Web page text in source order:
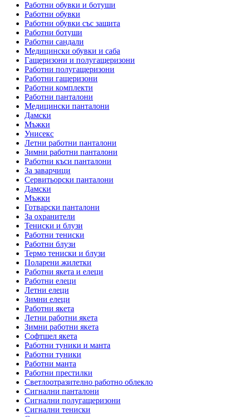
Работни обувки и ботуши
Работни обувки
Работни обувки със защита
Работни ботуши
Работни сандали
Медицински обувки и саба
Гащеризони и полугащеризони
Работни полугащеризони
Работни гащеризони
Работни комплекти
Работни панталони
Медицински панталони
Дамски
Мъжки
Унисекс
Летни работни панталони
Зимни работни панталони
Работни къси панталони
За заварчици
Сервитьорски панталони
Дамски
Мъжки
Готварски панталони
За охранители
Тениски и блузи
Работни тениски
Работни блузи
Термо тениски и блузи
Поларени жилетки
Работни якета и елеци
Работни елеци
Летни елеци
Зимни елеци
Работни якета
Летни работни якета
Зимни работни якета
Софтшел якета
Работни туники и манта
Работни туники
Работни манта
Работни престилки
Светлоотразително работно облекло
Сигнални панталони
Сигнални полугащеризони
Сигнални тениски